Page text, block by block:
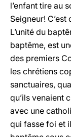
l’enfant tire au
Seigneur!
L’unité du
baptême, est
des premiers
les chrétiens
sanctuaires,
qu’ils venaient
avec une
qui fasse foi et